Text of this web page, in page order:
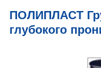
ПОЛИПЛАСТ
глубокого